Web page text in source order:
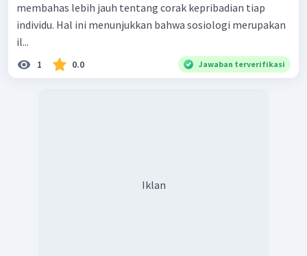
membahas lebih jauh tentang corak kepribadian tiap
individu. Hal ini menunjukkan bahwa sosiologi merupakan
il...
1 0.0 Jawaban terverifikasi
Iklan